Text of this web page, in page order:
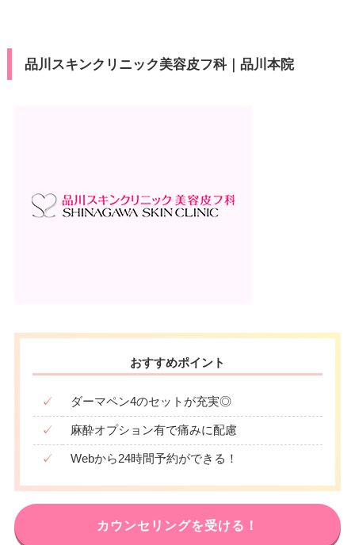
品川スキンクリニック美容皮フ科｜品川本院
おすすめポイント
✓ ダーマペン4のセットが充実◎
✓ 麻酔オプション有で痛みに配慮
✓ Webから24時間予約ができる！
カウンセリングを受ける！